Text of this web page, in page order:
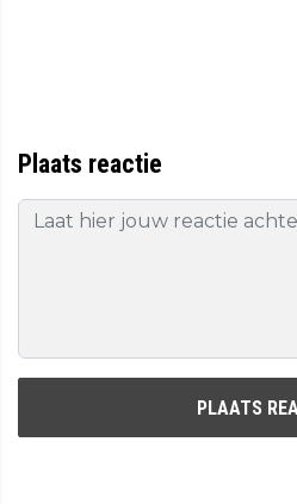
Plaats reactie
PLAATS